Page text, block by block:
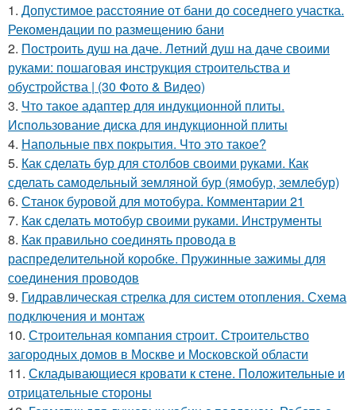
1. Допустимое расстояние от бани до соседнего участка.
Рекомендации по размещению бани
2. Построить душ на даче. Летний душ на даче своими
руками: пошаговая инструкция строительства и
обустройства | (30 Фото & Видео)
3. Что такое адаптер для индукционной плиты.
Использование диска для индукционной плиты
4. Напольные пвх покрытия. Что это такое?
5. Как сделать бур для столбов своими руками. Как
сделать самодельный земляной бур (ямобур, землебур)
6. Станок буровой для мотобура. Комментарии 21
7. Как сделать мотобур своими руками. Инструменты
8. Как правильно соединять провода в
распределительной коробке. Пружинные зажимы для
соединения проводов
9. Гидравлическая стрелка для систем отопления. Схема
подключения и монтаж
10. Строительная компания строит. Строительство
загородных домов в Москве и Московской области
11. Складывающиеся кровати к стене. Положительные и
отрицательные стороны